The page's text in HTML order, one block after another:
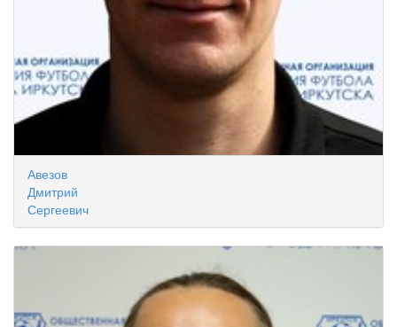
Авезов
Дмитрий
Сергеевич